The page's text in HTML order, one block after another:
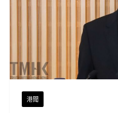
港聞